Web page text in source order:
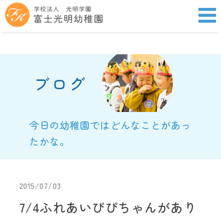
ブログ
今日の幼稚園ではどんなことがあっ
たかな。
2015/07/03
7/4ふれあいぴぴちゃんがあり